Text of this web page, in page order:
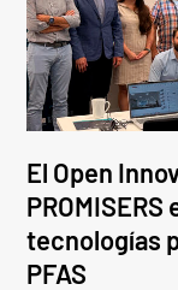
El Open
tecnologías
PFAS